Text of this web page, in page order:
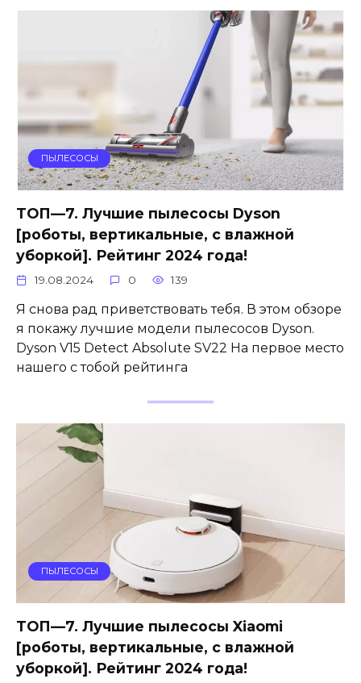
ПЫЛЕСОСЫ
ТОП—7. Лучшие пылесосы Dyson
[роботы, вертикальные, с влажной
уборкой]. Рейтинг 2024 года!
19.08.2024 0 139
Я снова рад приветствовать тебя. В этом обзоре
я покажу лучшие модели пылесосов Dyson.
Dyson V15 Detect Absolute SV22 На первое место
нашего с тобой рейтинга
ПЫЛЕСОСЫ
ТОП—7. Лучшие пылесосы Xiaomi
[роботы, вертикальные, с влажной
уборкой]. Рейтинг 2024 года!